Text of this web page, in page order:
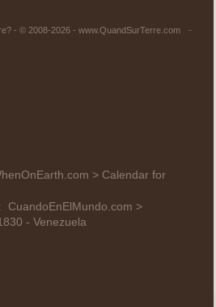
- © 2008-2026 - www.QuandSurTerre.com
> Calendar for
CuandoEnElMundo.com >
- Venezuela